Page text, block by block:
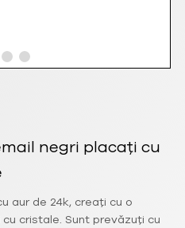
negri placați cu
aur de 24k, creați cu o
cristale. Sunt prevăzuți cu